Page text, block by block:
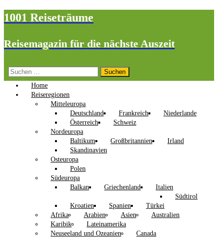
1001 Reiseträume
Reisemagazin für die nächste Auszeit
Suchen
nach:
Home
Reiseregionen
Mitteleuropa
Deutschland
Frankreich
Niederlande
Österreich
Schweiz
Nordeuropa
Baltikum
Großbritannien
Irland
Skandinavien
Osteuropa
Polen
Südeuropa
Balkan
Griechenland
Italien
Südtirol
Kroatien
Spanien
Türkei
Afrika
Arabien Asien
Australien
Karibik
Lateinamerika
Neuseeland und Ozeanien
Canada